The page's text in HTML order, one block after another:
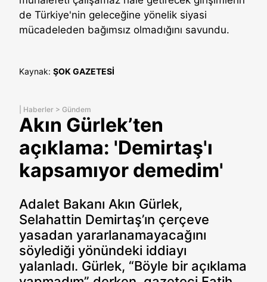
de Türkiye'nin geleceğine yönelik siyasi
mücadeleden bağımsız olmadığını savundu.
Kaynak: ŞOK GAZETESİ
Haberler > Gündem
Akın Gürlek’ten
açıklama: 'Demirtaş'ı
kapsamıyor demedim'
Adalet Bakanı Akın Gürlek,
Selahattin Demirtaş’ın çerçeve
yasadan yararlanamayacağını
söylediği yönündeki iddiayı
yalanladı. Gürlek, “Böyle bir açıklama